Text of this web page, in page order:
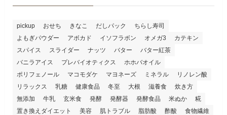
pickup おせち きなこ だしパック
ちらし寿司
よもぎパウダー
アボカド イソフラボン オメガ3
カテキン
スパイス
スライダー ナッツ バター
バター紅茶
バニラアイス
プレバイオティクス
ホホバオイル
ポリフェノール
マコモダケ マヨネーズ ミネラル
リノレン酸
リラックス
乳糖 健康食品 冬至 大根 滋養食
炊き方
無添加
牛乳 玄米食 発酵 発酵器 発酵食品 米ぬか
糀
置き換えダイエット
美容 肌トラブル 脂肪酸 酢酸
食物繊維